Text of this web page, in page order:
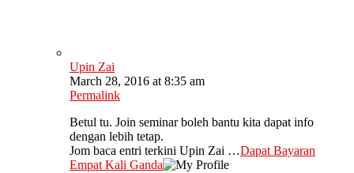
Upin Zai
March 28, 2016 at 8:35 am
Permalink
Betul tu. Join seminar boleh bantu kita dapat info
dengan lebih tetap.
Jom baca entri terkini Upin Zai …Dapat Bayaran
Empat Kali Ganda